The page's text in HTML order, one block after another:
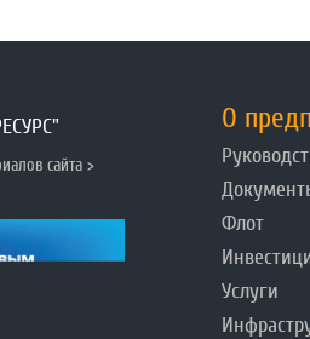
сайта >
О
Флот
Услуги